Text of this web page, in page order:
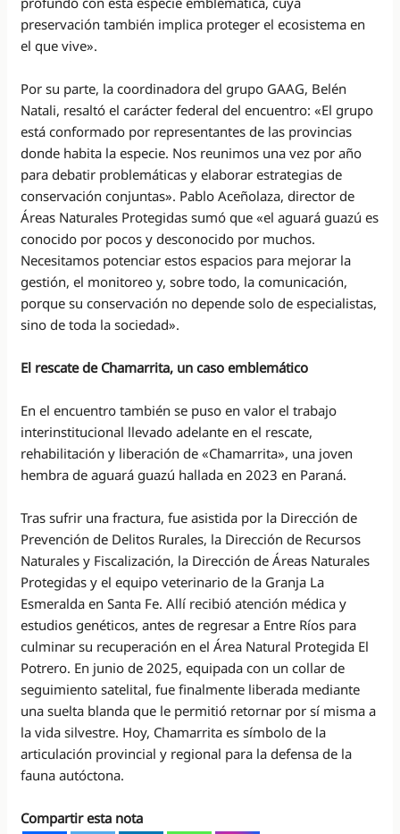
preservación también implica proteger el ecosistema en
el que vive».
Por su parte, la coordinadora del grupo GAAG, Belén
Natali, resaltó el carácter federal del encuentro: «El grupo
está conformado por representantes de las provincias
donde habita la especie. Nos reunimos una vez por año
para debatir problemáticas y elaborar estrategias de
conservación conjuntas». Pablo Aceñolaza, director de
Áreas Naturales Protegidas sumó que «el aguará guazú es
conocido por pocos y desconocido por muchos.
Necesitamos potenciar estos espacios para mejorar la
gestión, el monitoreo y, sobre todo, la comunicación,
porque su conservación no depende solo de especialistas,
sino de toda la sociedad».
El rescate de Chamarrita, un caso emblemático
En el encuentro también se puso en valor el trabajo
interinstitucional llevado adelante en el rescate,
rehabilitación y liberación de «Chamarrita», una joven
hembra de aguará guazú hallada en 2023 en Paraná.
Tras sufrir una fractura, fue asistida por la Dirección de
Prevención de Delitos Rurales, la Dirección de Recursos
Naturales y Fiscalización, la Dirección de Áreas Naturales
Protegidas y el equipo veterinario de la Granja La
Esmeralda en Santa Fe. Allí recibió atención médica y
estudios genéticos, antes de regresar a Entre Ríos para
culminar su recuperación en el Área Natural Protegida El
Potrero. En junio de 2025, equipada con un collar de
seguimiento satelital, fue finalmente liberada mediante
una suelta blanda que le permitió retornar por sí misma a
la vida silvestre. Hoy, Chamarrita es símbolo de la
articulación provincial y regional para la defensa de la
fauna autóctona.
Compartir esta nota